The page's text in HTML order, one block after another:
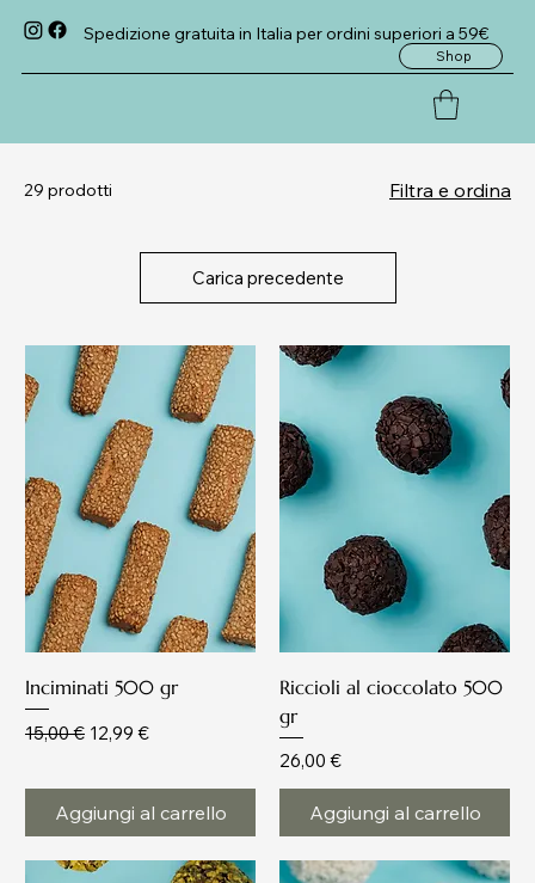
Spedizione gratuita in Italia per ordini superiori a 59€
Shop
29 prodotti Filtra e ordina
Carica precedente
Inciminati 500 gr
Prezzo regolare
15,00 € Prezzo scontato
12,99 €
Aggiungi al carrello
Riccioli al cioccolato 500
gr
Prezzo
26,00 €
Aggiungi al carrello